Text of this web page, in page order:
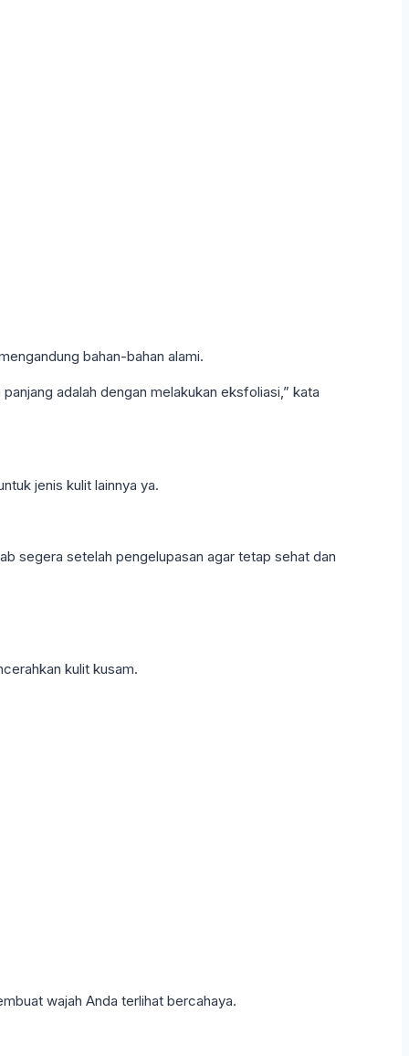
bahan-bahan alami.
adalah dengan melakukan eksfoliasi,” kata
jenis kulit lainnya ya.
segera setelah pengelupasan agar tetap sehat dan
kulit kusam.
wajah Anda terlihat bercahaya.